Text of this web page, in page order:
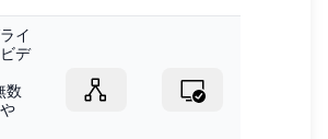
イ
デ
数